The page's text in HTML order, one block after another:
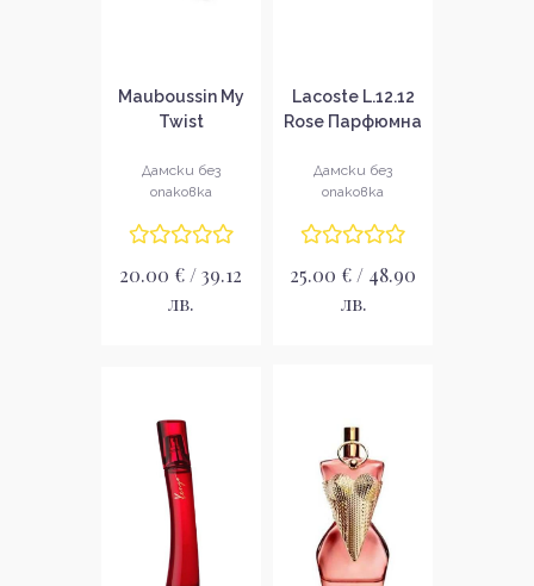
Mauboussin My
Twist
за жени без
опаковка EDP
Дамски без
опаковка
20.00 € / 39.12
лв.
Lacoste L.12.12
Rose Парфюмна
без опаковка
EDP
Дамски без
опаковка
25.00 € / 48.90
лв.